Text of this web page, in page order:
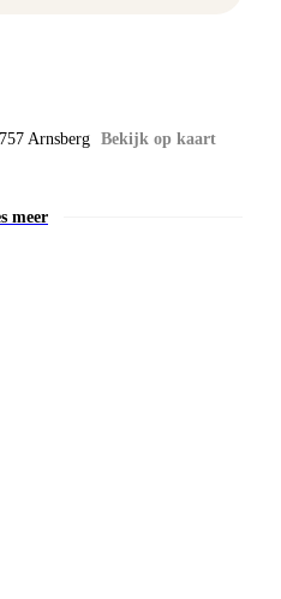
Arnsberg Bekijk op kaart
meer